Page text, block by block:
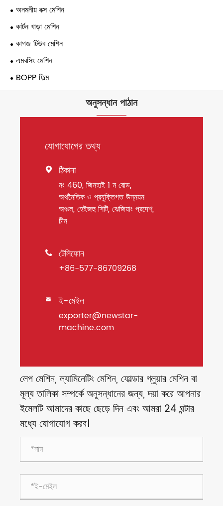
অনমনীয় বক্স মেশিন
কার্টন খাড়া মেশিন
কাগজ টিউব মেশিন
এমবসিং মেশিন
BOPP ফিল্ম
অনুসন্ধান পাঠান
যোগাযোগের তথ্য
 ঠিকানা
নং 460, জিনহাই 1 ম রোড,
অর্থনৈতিক ও প্রযুক্তিগত উন্নয়ন
অঞ্চল, হেইজহু সিটি, ঝেজিয়াং প্রদেশ,
চীন
 টেলিফোন
+86-577-86709268
 ই-মেইল
exporter@newstar-
machine.com
লেপ মেশিন, ল্যামিনেটিং মেশিন, ফোল্ডার গ্লুয়ার মেশিন বা
মূল্য তালিকা সম্পর্কে অনুসন্ধানের জন্য, দয়া করে আপনার
ইমেলটি আমাদের কাছে ছেড়ে দিন এবং আমরা 24 ঘন্টার
মধ্যে যোগাযোগ করব।